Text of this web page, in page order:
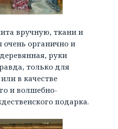
вручную, ткани и
органично и
руки
только для
в качестве
и волшебно-
подарка.